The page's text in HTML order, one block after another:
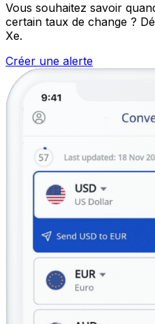
Vous souhaitez savoir
certain taux de change ?
Xe.
Créer une alerte